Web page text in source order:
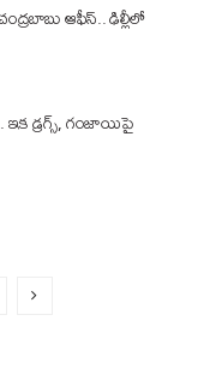
ఆఫీస్‌.. ఢిల్లీలో
డ్రగ్స్, గంజాయిపై